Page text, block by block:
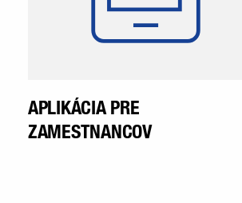
dostanú prístup k
zamestnaneckej aplikácii ešte
APLIKÁCIA PRE
ZAMESTNANCOV